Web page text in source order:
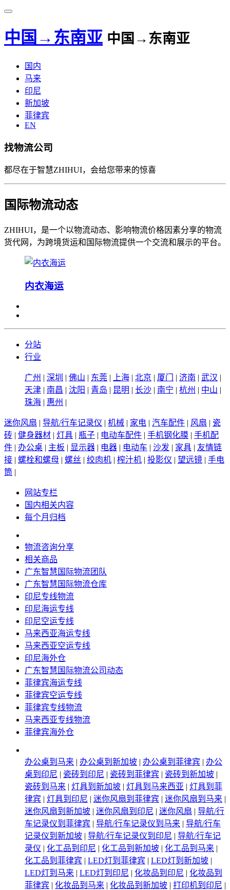
中国→东南亚 中国→东南亚
国内
马来
印尼
新加坡
菲律宾
EN
找物流公司
都尽在于智慧ZHIHUI，会给您带来的惊喜
国际物流动态
ZHIHUI，是一个以物流动态、影响物流价格因素分享的物流
货代网，为跨境货运和国际物流提供一个交流和展示的平台。
内衣海运
分站
行业
广州 | 深圳 | 佛山 | 东莞 | 上海 | 北京 | 厦门 | 济南 | 武汉 |
天津 | 南昌 | 沈阳 | 青岛 | 昆明 | 长沙 | 南宁 | 杭州 | 中山 |
珠海 | 惠州 |
迷你风扇 | 导航/行车记录仪 | 机械 | 家电 | 汽车配件 | 风扇 | 瓷
砖 | 健身器材 | 灯具 | 瓶子 | 电动车配件 | 手机钢化膜 | 手机配
件 | 办公桌 | 主板 | 显示器 | 电器 | 电动车 | 沙发 | 家具 | 友情链
接 | 螺栓和螺母 | 螺丝 | 绞肉机 | 榨汁机 | 投影仪 | 望远镜 | 手电
筒 |
网站专栏
国内相关内容
每个月归档
物流咨询分享
相关商品
广东智慧国际物流团队
广东智慧国际物流仓库
印尼专线物流
印尼海运专线
印尼空运专线
马来西亚海运专线
马来西亚空运专线
印尼海外仓
广东智慧国际物流公司动态
菲律宾海运专线
菲律宾空运专线
菲律宾专线物流
马来西亚专线物流
菲律宾海外仓
办公桌到马来 | 办公桌到新加坡 | 办公桌到菲律宾 | 办公
桌到印尼 | 瓷砖到印尼 | 瓷砖到菲律宾 | 瓷砖到新加坡 |
瓷砖到马来 | 灯具到新加坡 | 灯具到马来西亚 | 灯具到菲
律宾 | 灯具到印尼 | 迷你风扇到菲律宾 | 迷你风扇到马来 |
迷你风扇到新加坡 | 迷你风扇到印尼 | 迷你风扇 | 导航/行
车记录仪到菲律宾 | 导航/行车记录仪到马来 | 导航/行车
记录仪到新加坡 | 导航/行车记录仪到印尼 | 导航/行车记
录仪 | 化工品到印尼 | 化工品到新加坡 | 化工品到马来 |
化工品到菲律宾 | LED灯到菲律宾 | LED灯到新加坡 |
LED灯到马来 | LED灯到印尼 | 化妆品到印尼 | 化妆品到
菲律宾 | 化妆品到马来 | 化妆品到新加坡 | 打印机到印尼 |